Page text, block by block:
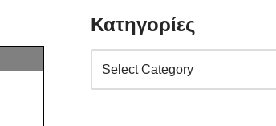
Κατηγορίες